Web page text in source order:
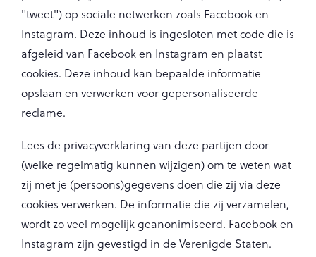
"tweet") op sociale netwerken zoals Facebook en
Instagram. Deze inhoud is ingesloten met code die is
afgeleid van Facebook en Instagram en plaatst
cookies. Deze inhoud kan bepaalde informatie
opslaan en verwerken voor gepersonaliseerde
reclame.
Lees de privacyverklaring van deze partijen door
(welke regelmatig kunnen wijzigen) om te weten wat
zij met je (persoons)gegevens doen die zij via deze
cookies verwerken. De informatie die zij verzamelen,
wordt zo veel mogelijk geanonimiseerd. Facebook en
Instagram zijn gevestigd in de Verenigde Staten.